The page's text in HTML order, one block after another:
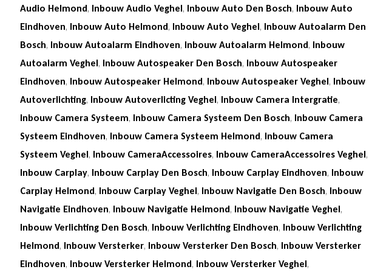
Audio Helmond, Inbouw Audio Veghel, Inbouw Auto Den Bosch, Inbouw Auto
Eindhoven, Inbouw Auto Helmond, Inbouw Auto Veghel, Inbouw Autoalarm Den
Bosch, Inbouw Autoalarm Eindhoven, Inbouw Autoalarm Helmond, Inbouw
Autoalarm Veghel, Inbouw Autospeaker Den Bosch, Inbouw Autospeaker
Eindhoven, Inbouw Autospeaker Helmond, Inbouw Autospeaker Veghel, Inbouw
Autoverlichting, Inbouw Autoverlicting Veghel, Inbouw Camera Intergratie,
Inbouw Camera Systeem, Inbouw Camera Systeem Den Bosch, Inbouw Camera
Systeem Eindhoven, Inbouw Camera Systeem Helmond, Inbouw Camera
Systeem Veghel, Inbouw CameraAccessoires, Inbouw CameraAccessoires Veghel,
Inbouw Carplay, Inbouw Carplay Den Bosch, Inbouw Carplay Eindhoven, Inbouw
Carplay Helmond, Inbouw Carplay Veghel, Inbouw Navigatie Den Bosch, Inbouw
Navigatie Eindhoven, Inbouw Navigatie Helmond, Inbouw Navigatie Veghel,
Inbouw Verlichting Den Bosch, Inbouw Verlichting Eindhoven, Inbouw Verlichting
Helmond, Inbouw Versterker, Inbouw Versterker Den Bosch, Inbouw Versterker
Eindhoven, Inbouw Versterker Helmond, Inbouw Versterker Veghel,